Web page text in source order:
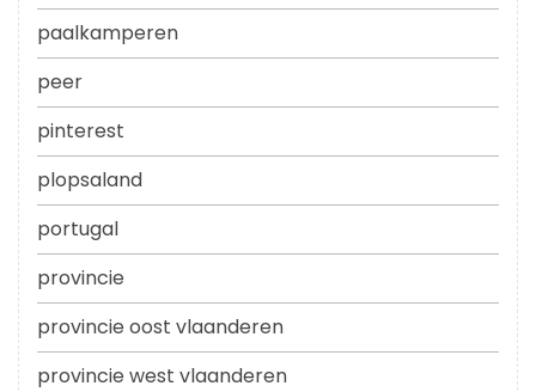
paalkamperen
peer
pinterest
plopsaland
portugal
provincie
provincie oost vlaanderen
provincie west vlaanderen